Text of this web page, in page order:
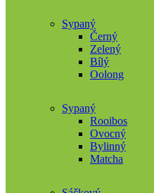
Sypaný
Černý
Zelený
Bílý
Oolong
Sypaný
Rooibos
Ovocný
Bylinný
Matcha